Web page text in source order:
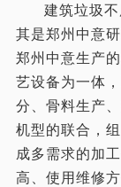
建筑垃圾
其是郑州中意
郑州中意生产
艺设备为一体
分、骨料生产
机型的联合，
成多需求的加
高、使用维修